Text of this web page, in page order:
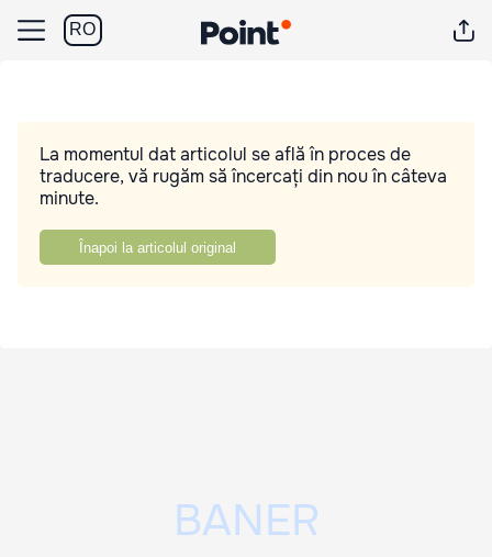
RO
La momentul dat articolul se află în proces de
traducere, vă rugăm să încercați din nou în câteva
minute.
Înapoi la articolul original